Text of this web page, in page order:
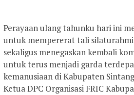
Perayaan ulang tahunku hari ini
untuk mempererat tali
sekaligus menegaskan kembali
untuk terus menjadi garda
kemanusiaan di Kabupaten
Ketua DPC Organisasi FRIC